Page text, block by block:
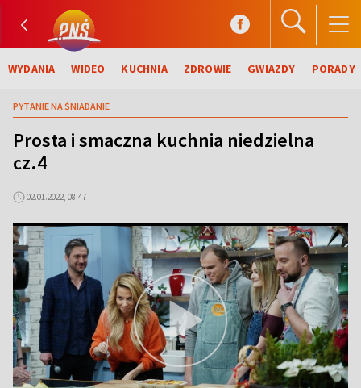
WYDANIA WIDEO KUCHNIA ZDROWIE GWIAZDY PORADY
PYTANIE NA ŚNIADANIE
Prosta i smaczna kuchnia niedzielna
cz.4
02.01.2022, 08:47